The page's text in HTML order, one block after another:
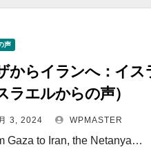
声
からイランへ：イス
ラエルからの声）
3, 2024 WPMASTER
Gaza to Iran, the Netanya…